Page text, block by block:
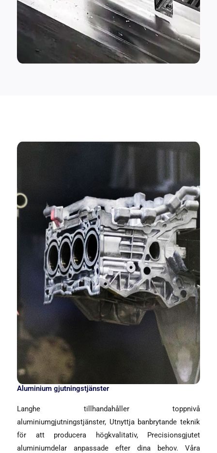
Aluminium gjutningstjänster
Langhe tillhandahåller toppnivå
aluminiumgjutningstjänster, Utnyttja banbrytande teknik
för att producera högkvalitativ, Precisionsgjutet
aluminiumdelar anpassade efter dina behov. Våra